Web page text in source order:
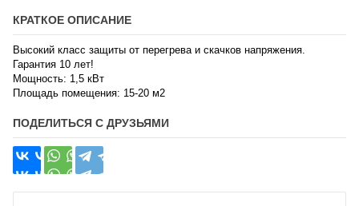
КРАТКОЕ ОПИСАНИЕ
Высокий класс защиты от перегрева и скачков напряжения.
Гарантия 10 лет!
Мощность: 1,5 кВт
Площадь помещения: 15-20 м2
ПОДЕЛИТЬСЯ С ДРУЗЬЯМИ